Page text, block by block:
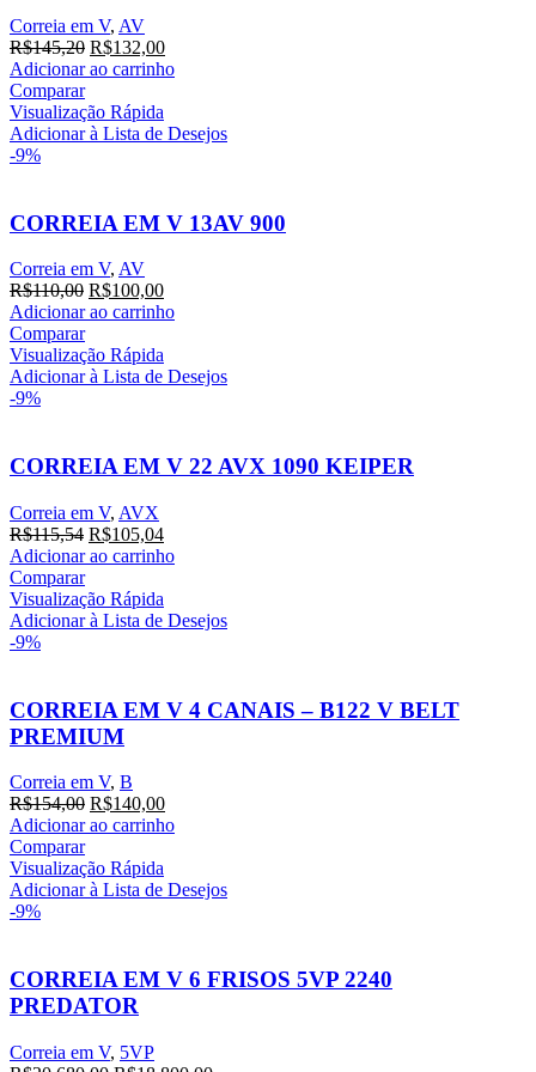
Correia em V, AV
R$145,20 O
preço
era:
R$145,20.
R$132,00O
preço
R$132,00.
Adicionar ao carrinho
Comparar
Visualização Rápida
Adicionar à Lista de Desejos
-9%
CORREIA EM V 13AV 900
Correia em V, AV
R$110,00 O
preço
era:
R$110,00.
R$100,00O
preço
R$100,00.
Adicionar ao carrinho
Comparar
Visualização Rápida
Adicionar à Lista de Desejos
-9%
CORREIA EM V 22 AVX 1090 KEIPER
Correia em V, AVX
R$115,54 O
preço
era:
R$115,54.
R$105,04O
preço
R$105,04.
Adicionar ao carrinho
Comparar
Visualização Rápida
Adicionar à Lista de Desejos
-9%
CORREIA EM V 4 CANAIS – B122 V BELT
PREMIUM
Correia em V, B
R$154,00 O
preço
era:
R$154,00.
R$140,00O
preço
R$140,00.
Adicionar ao carrinho
Comparar
Visualização Rápida
Adicionar à Lista de Desejos
-9%
CORREIA EM V 6 FRISOS 5VP 2240
PREDATOR
Correia em V, 5VP